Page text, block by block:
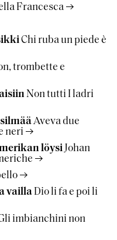
Francesca
Chi ruba un piede è
trombette e
Non tutti I ladri
Aveva due
neri
löysiJohan
vailla Dio li fa e poi li
imbianchini non